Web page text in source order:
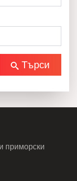
Търси
приморски